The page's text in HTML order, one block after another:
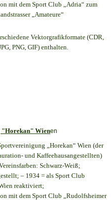
mit dem Sport Club „Adria“ zum
„Amateure“
Vektorgrafikformate (CDR,
PNG, GIF) enthalten.
"Horekan" Wienen
„Horekan“ Wien (der
und Kaffeehausangestellten)
Schwarz-Weiß;
– 1934 = als Sport Club
reaktiviert;
mit dem Sport Club „Rudolfsheimer